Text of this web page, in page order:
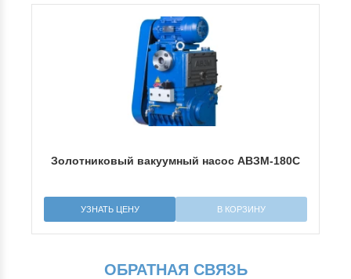
Золотниковый вакуумный насос АВЗМ-180С
УЗНАТЬ ЦЕНУ В КОРЗИНУ
ОБРАТНАЯ СВЯЗЬ